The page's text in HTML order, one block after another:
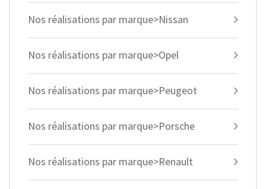
Nos réalisations par marque>Nissan
Nos réalisations par marque>Opel
Nos réalisations par marque>Peugeot
Nos réalisations par marque>Porsche
Nos réalisations par marque>Renault